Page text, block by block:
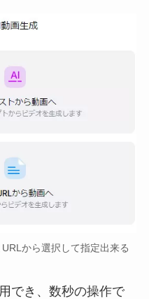
から選択して指定出来る
でき、数秒の操作で